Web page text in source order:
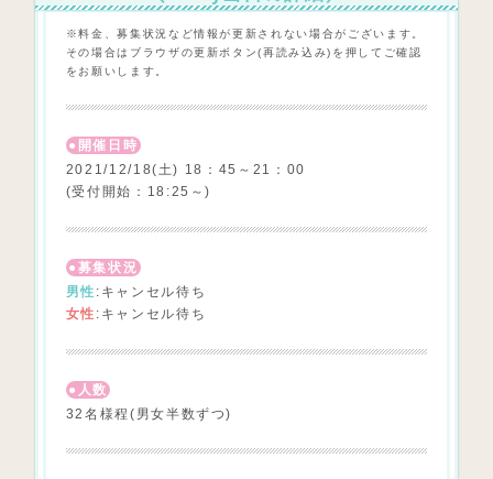
※料金、募集状況など情報が更新されない場合がございます。
その場合はブラウザの更新ボタン(再読み込み)を押してご確認
をお願いします。
開催日時
2021/12/18(土) 18：45～21：00
(受付開始：18:25～)
募集状況
男性 :キャンセル待ち
女性 :キャンセル待ち
人数
32名様程(男女半数ずつ)